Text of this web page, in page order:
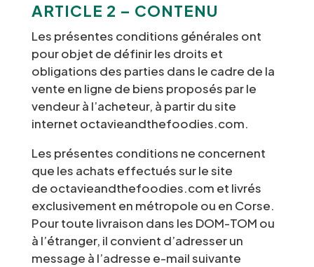
ARTICLE 2 – CONTENU
Les présentes conditions générales ont
pour objet de définir les droits et
obligations des parties dans le cadre de la
vente en ligne de biens proposés par le
vendeur à l’acheteur, à partir du site
internet octavieandthefoodies.com.
Les présentes conditions ne concernent
que les achats effectués sur le site
de octavieandthefoodies.com et livrés
exclusivement en métropole ou en Corse.
Pour toute livraison dans les DOM-TOM ou
à l’étranger, il convient d’adresser un
message à l’adresse e-mail suivante